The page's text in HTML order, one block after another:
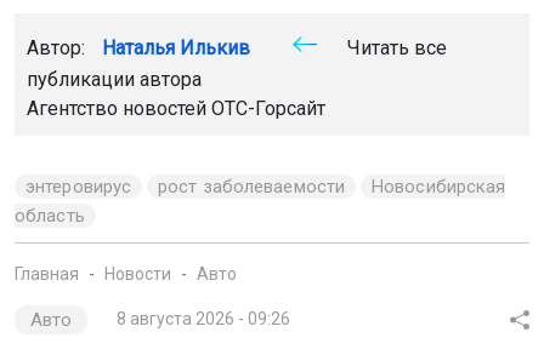
Автор: Наталья Илькив
Читать все
публикации автора
Агентство новостей ОТС-Горсайт
энтеровирус рост заболеваемости
Новосибирская
область
Главная Новости Авто
Авто 8 августа 2026 - 09:26